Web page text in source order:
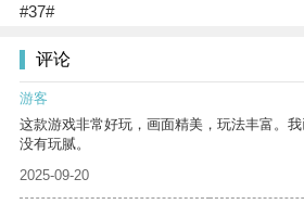
#37#
评论
游客
这款游戏非常好玩，画面精美，玩法丰富。
没有玩腻。
2025-09-20